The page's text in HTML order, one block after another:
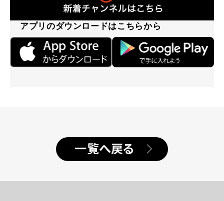
アプリのダウンロードはこちらから
一覧へ戻る